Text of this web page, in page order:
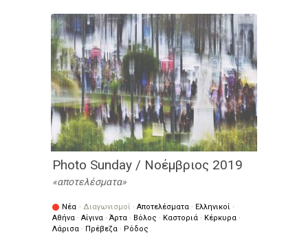
Photo Sunday / Νοέμβριος 2019
αποτελέσματα
Νέα · Διαγωνισμοί · Αποτελέσματα · Ελληνικοί ·
Αθήνα · Αίγινα · Άρτα · Βόλος · Καστοριά · Κέρκυρα ·
Λάρισα · Πρέβεζα · Ρόδος